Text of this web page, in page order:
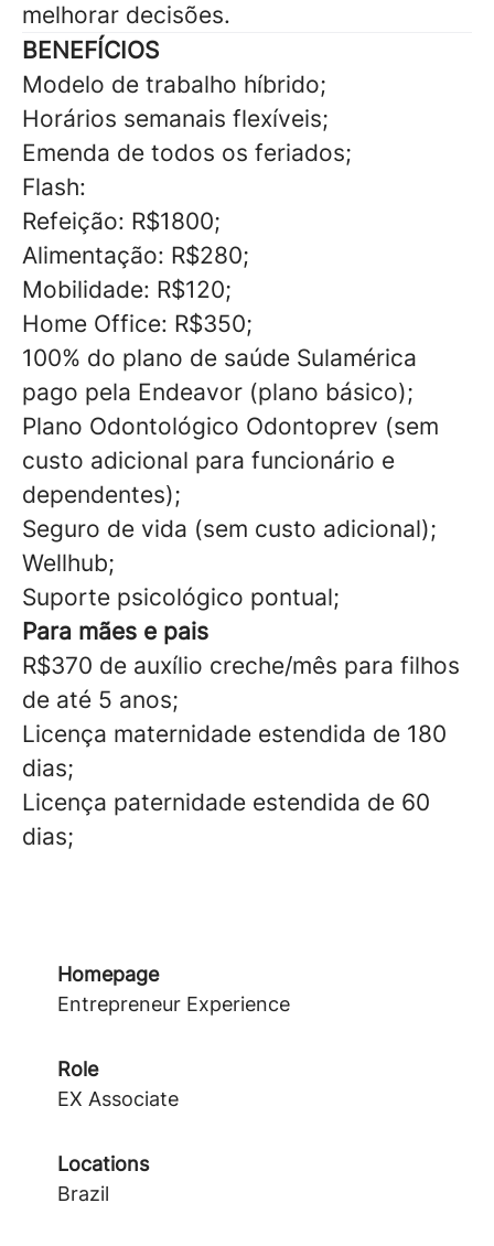
melhorar decisões.
BENEFÍCIOS
Modelo de trabalho híbrido;
Horários semanais flexíveis;
Emenda de todos os feriados;
Flash:
Refeição: R$1800;
Alimentação: R$280;
Mobilidade: R$120;
Home Office: R$350;
100% do plano de saúde Sulamérica
pago pela Endeavor (plano básico);
Plano Odontológico Odontoprev (sem
custo adicional para funcionário e
dependentes);
Seguro de vida (sem custo adicional);
Wellhub;
Suporte psicológico pontual;
Para mães e pais
R$370 de auxílio creche/mês para filhos
de até 5 anos;
Licença maternidade estendida de 180
dias;
Licença paternidade estendida de 60
dias;
Homepage
Entrepreneur Experience
Role
EX Associate
Locations
Brazil